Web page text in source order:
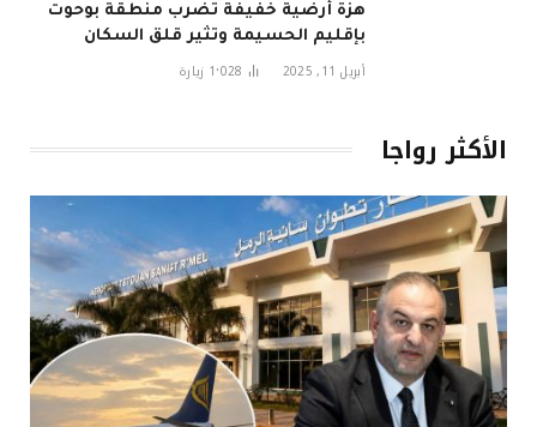
هزة أرضية خفيفة تضرب منطقة بوحوت
بإقليم الحسيمة وتثير قلق السكان
أبريل 11, 2025 1٬028 زيارة
الأكثر رواجا